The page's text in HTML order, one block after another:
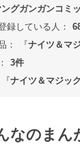
グガンガンコミ
録している人：
：
『ナイツ＆マ
3件
『ナイツ＆マジック
なのまん